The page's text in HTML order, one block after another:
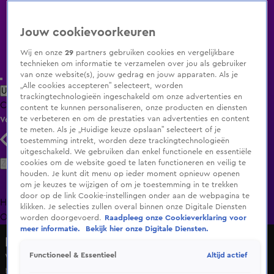
Uitzending Gemist Populaire programma's Zenders Genres
ClipsFilmsRadioSmart TV inlogShop
Volg KIJK
Zoeken
HomeUitzending Gemist Programma's De Bondgenoten
OranjezomerLivestreamsShop
Wat verwacht Nederland van 'ons Oranje' op het WK?
Ma 18 mei, 17:45
Jouw cookievoorkeuren
Wij en onze29 partners gebruiken cookies en vergelijkbare
technieken om informatie te verzamelen over jou als gebruiker
van onze website(s), jouw gedrag en jouw apparaten. Als je
„Alle cookies accepteren” selecteert, worden
trackingtechnologieën ingeschakeld om onze advertenties en
content te kunnen personaliseren, onze producten en diensten
te verbeteren en om de prestaties van advertenties en content
te meten. Als je „Huidige keuze opslaan” selecteert of je
toestemming intrekt, worden deze trackingtechnologieën
uitgeschakeld. We gebruiken dan enkel functionele en essentiële
cookies om de website goed te laten functioneren en veilig te
houden. Je kunt dit menu op ieder moment opnieuw openen
om je keuzes te wijzigen of om je toestemming in te trekken
door op de link Cookie-instellingen onder aan de webpagina te
klikken. Je selecties zullen overal binnen onze Digitale Diensten
worden doorgevoerd.
Raadpleeg onze Cookieverklaring voor
meer informatie.
Bekijk hier onze Digitale Diensten.
Functioneel & Essentieel Altijd actief